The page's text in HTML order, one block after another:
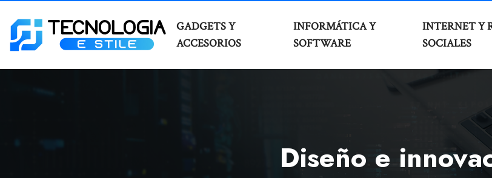
GADGETS Y
ACCESORIOS
INFORMÁTICA Y
SOFTWARE
INTERNET Y
SOCIALES
Diseño e